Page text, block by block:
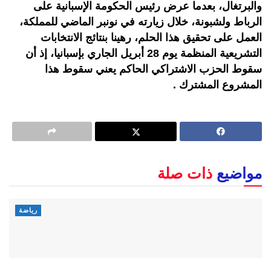
والبرتغال، بعدما عرض رئيس الحكومة الإسبانية على
الرباط ولشبونة، خلال زيارته في نونبر الماضي للمملكة،
العمل على تحقيق هذا الحلم، رهينا بنتائج الانتخابات
التشريعية المنظمة يوم 28 أبريل الجاري بإسبانيا، إذ أن
سقوط الحزب الاشتراكي الحاكم يعني سقوط هذا
المشروع المشترك .
مواضيع ذات صلة
رياضة